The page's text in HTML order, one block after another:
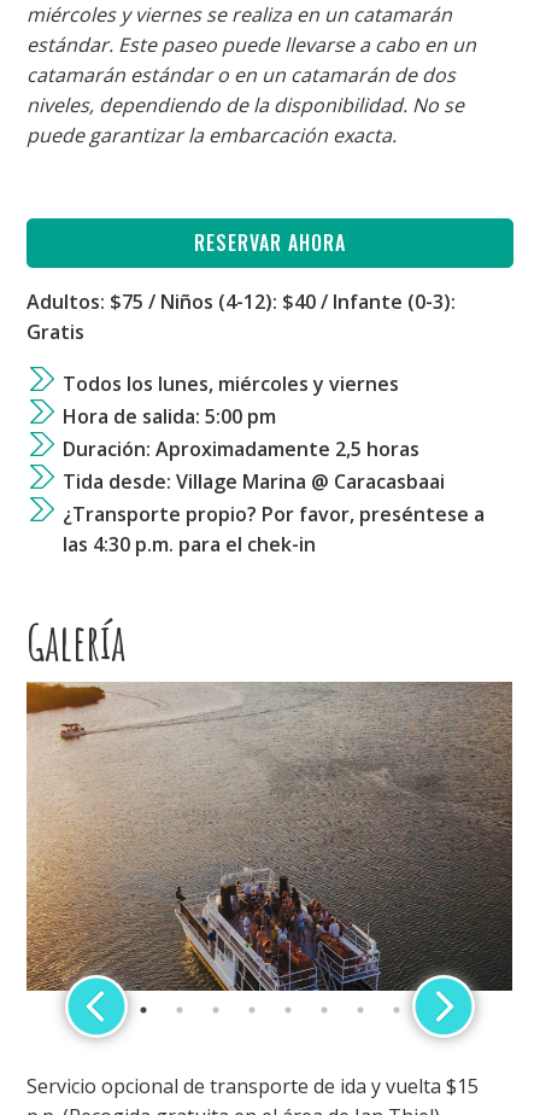
miércoles y viernes se realiza en un catamarán
estándar. Este paseo puede llevarse a cabo en un
catamarán estándar o en un catamarán de dos
niveles, dependiendo de la disponibilidad. No se
puede garantizar la embarcación exacta.
RESERVAR AHORA
Adultos: $75 / Niños (4-12): $40 / Infante (0-3):
Gratis
Todos los lunes, miércoles y viernes
Hora de salida: 5:00 pm
Duración: Aproximadamente 2,5 horas
Tida desde: Village Marina @ Caracasbaai
¿Transporte propio? Por favor, preséntese a
las 4:30 p.m. para el chek-in
Galería
Servicio opcional de transporte de ida y vuelta $15